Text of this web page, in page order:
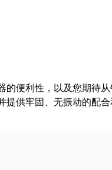
的便利性，以及您期待
提供牢固、无振动的配合